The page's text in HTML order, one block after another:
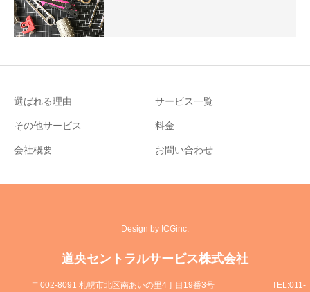
選ばれる理由 サービス一覧
その他サービス 料金
会社概要 お問い合わせ
Design by ICGinc.
道央セントラルサービス株式会社
〒002-8091 札幌市北区南あいの里4丁目19番3号 TEL:011-